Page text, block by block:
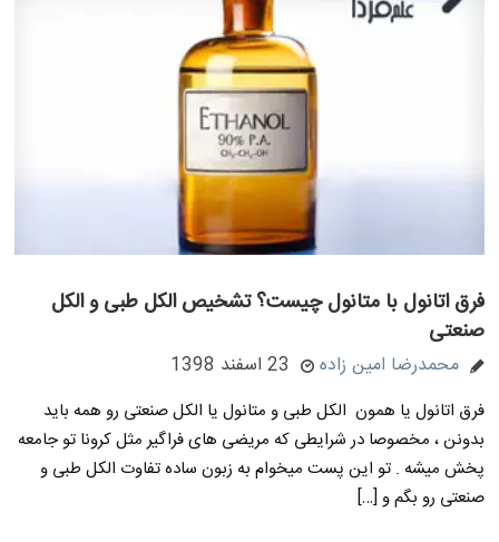
فرق اتانول با متانول چیست؟ تشخیص الکل طبی و الکل
صنعتی
محمدرضا امین زاده 23 اسفند 1398
فرق اتانول یا همون الکل طبی و متانول یا الکل صنعتی رو همه باید
بدونن ، مخصوصا در شرایطی که مریضی های فراگیر مثل کرونا تو جامعه
پخش میشه . تو این پست میخوام به زبون ساده تفاوت الکل طبی و
صنعتی رو بگم و […]